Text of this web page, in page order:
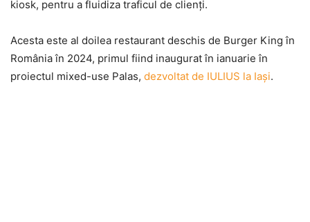
kiosk, pentru a fluidiza traficul de clienţi.
Acesta este al doilea restaurant deschis de Burger King în
România în 2024, primul fiind inaugurat în ianuarie în
proiectul mixed-use Palas, dezvoltat de IULIUS la Iaşi.